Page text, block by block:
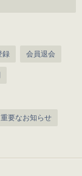
録 会員退会
重要なお知らせ